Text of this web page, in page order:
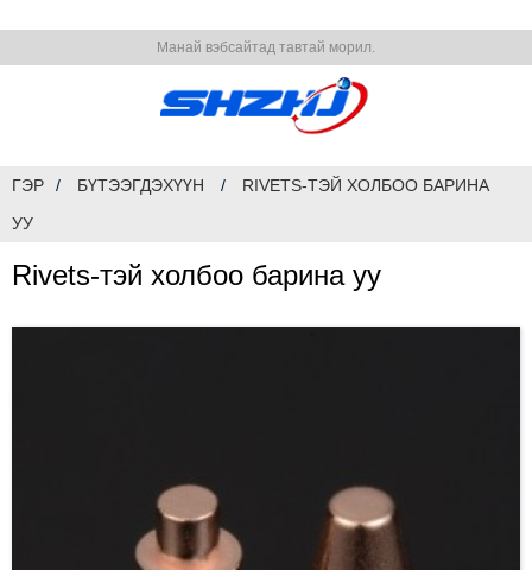
Манай вэбсайтад тавтай морил.
ГЭР БҮТЭЭГДЭХҮҮН
RIVETS-ТЭЙ ХОЛБОО БАРИНА
УУ
Rivets-тэй холбоо барина уу